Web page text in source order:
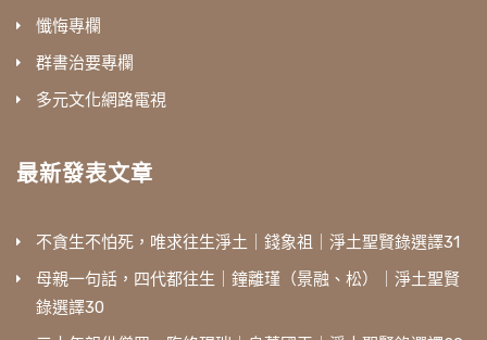
懺悔專欄
群書治要專欄
多元文化網路電視
最新發表文章
不貪生不怕死，唯求往生淨土｜錢象祖｜淨土聖賢錄選譯31
母親一句話，四代都往生｜鐘離瑾（景融、松）｜淨土聖賢
錄選譯30